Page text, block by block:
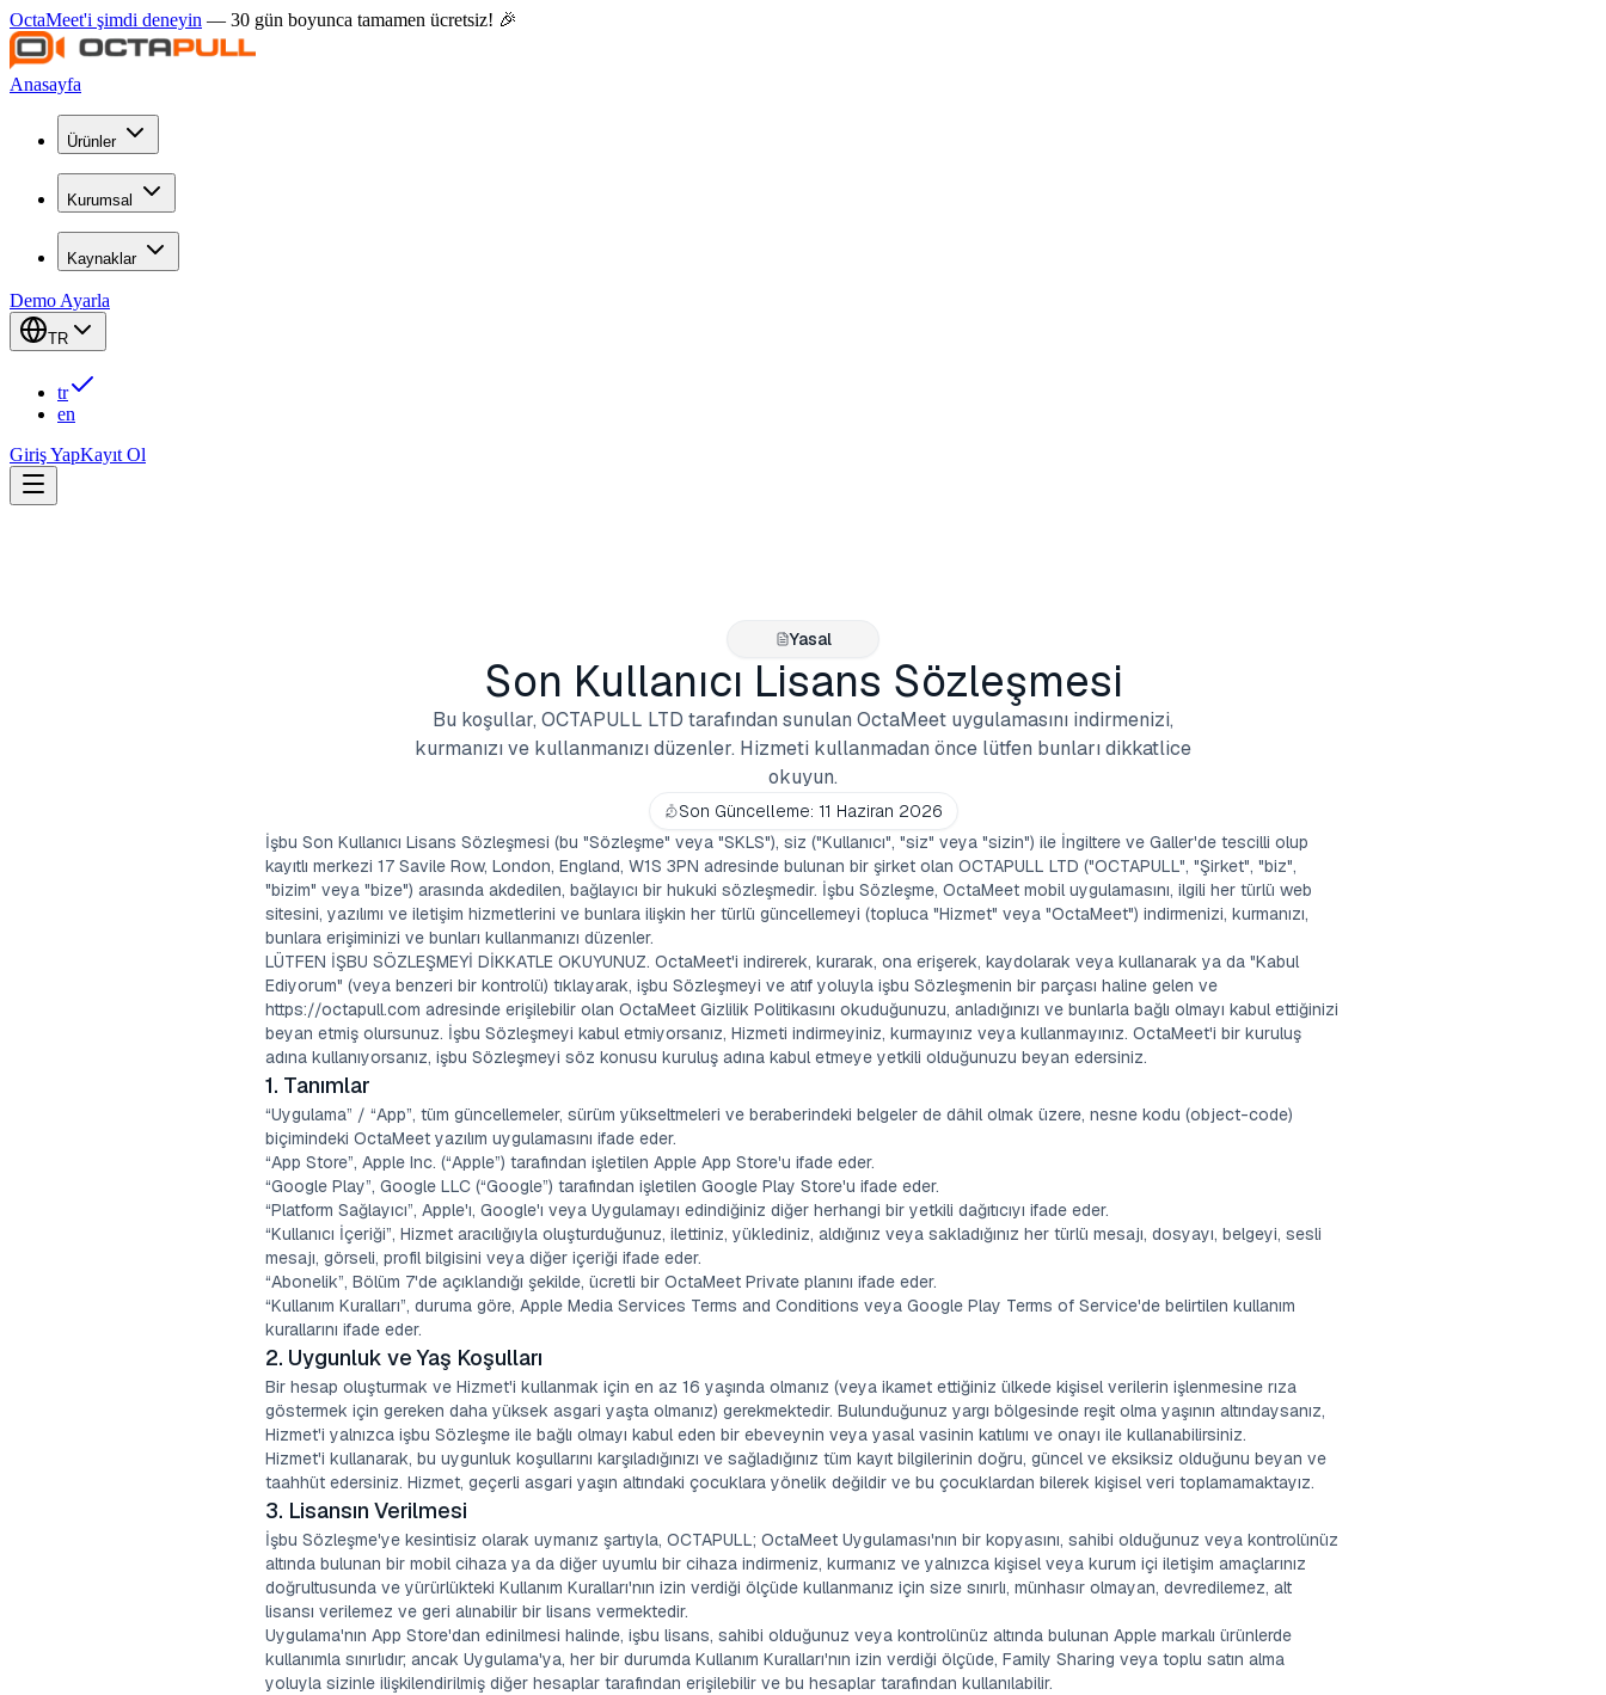
OctaMeet'i şimdi deneyin — 30 gün boyunca tamamen ücretsiz! 🎉
Anasayfa
Ürünler
Kurumsal
Kaynaklar
Demo Ayarla
TR
tr
en
Giriş YapKayıt Ol
Yasal
Son Kullanıcı Lisans Sözleşmesi
Bu koşullar, OCTAPULL LTD tarafından sunulan OctaMeet uygulamasını indirmenizi,
kurmanızı ve kullanmanızı düzenler. Hizmeti kullanmadan önce lütfen bunları dikkatlice
okuyun.
Son Güncelleme: 11 Haziran 2026
İşbu Son Kullanıcı Lisans Sözleşmesi (bu "Sözleşme" veya "SKLS"), siz ("Kullanıcı", "siz" veya "sizin") ile İngiltere ve Galler'de tescilli olup
kayıtlı merkezi 17 Savile Row, London, England, W1S 3PN adresinde bulunan bir şirket olan OCTAPULL LTD ("OCTAPULL", "Şirket", "biz",
"bizim" veya "bize") arasında akdedilen, bağlayıcı bir hukuki sözleşmedir. İşbu Sözleşme, OctaMeet mobil uygulamasını, ilgili her türlü web
sitesini, yazılımı ve iletişim hizmetlerini ve bunlara ilişkin her türlü güncellemeyi (topluca "Hizmet" veya "OctaMeet") indirmenizi, kurmanızı,
bunlara erişiminizi ve bunları kullanmanızı düzenler.
LÜTFEN İŞBU SÖZLEŞMEYİ DİKKATLE OKUYUNUZ. OctaMeet'i indirerek, kurarak, ona erişerek, kaydolarak veya kullanarak ya da "Kabul
Ediyorum" (veya benzeri bir kontrolü) tıklayarak, işbu Sözleşmeyi ve atıf yoluyla işbu Sözleşmenin bir parçası haline gelen ve
https://octapull.com adresinde erişilebilir olan OctaMeet Gizlilik Politikasını okuduğunuzu, anladığınızı ve bunlarla bağlı olmayı kabul ettiğinizi
beyan etmiş olursunuz. İşbu Sözleşmeyi kabul etmiyorsanız, Hizmeti indirmeyiniz, kurmayınız veya kullanmayınız. OctaMeet'i bir kuruluş
adına kullanıyorsanız, işbu Sözleşmeyi söz konusu kuruluş adına kabul etmeye yetkili olduğunuzu beyan edersiniz.
1. Tanımlar
“Uygulama” / “App”, tüm güncellemeler, sürüm yükseltmeleri ve beraberindeki belgeler de dâhil olmak üzere, nesne kodu (object-code)
biçimindeki OctaMeet yazılım uygulamasını ifade eder.
“App Store”, Apple Inc. (“Apple”) tarafından işletilen Apple App Store'u ifade eder.
“Google Play”, Google LLC (“Google”) tarafından işletilen Google Play Store'u ifade eder.
“Platform Sağlayıcı”, Apple'ı, Google'ı veya Uygulamayı edindiğiniz diğer herhangi bir yetkili dağıtıcıyı ifade eder.
“Kullanıcı İçeriği”, Hizmet aracılığıyla oluşturduğunuz, ilettiniz, yüklediniz, aldığınız veya sakladığınız her türlü mesajı, dosyayı, belgeyi, sesli
mesajı, görseli, profil bilgisini veya diğer içeriği ifade eder.
“Abonelik”, Bölüm 7'de açıklandığı şekilde, ücretli bir OctaMeet Private planını ifade eder.
“Kullanım Kuralları”, duruma göre, Apple Media Services Terms and Conditions veya Google Play Terms of Service'de belirtilen kullanım
kurallarını ifade eder.
2. Uygunluk ve Yaş Koşulları
Bir hesap oluşturmak ve Hizmet'i kullanmak için en az 16 yaşında olmanız (veya ikamet ettiğiniz ülkede kişisel verilerin işlenmesine rıza
göstermek için gereken daha yüksek asgari yaşta olmanız) gerekmektedir. Bulunduğunuz yargı bölgesinde reşit olma yaşının altındaysanız,
Hizmet'i yalnızca işbu Sözleşme ile bağlı olmayı kabul eden bir ebeveynin veya yasal vasinin katılımı ve onayı ile kullanabilirsiniz.
Hizmet'i kullanarak, bu uygunluk koşullarını karşıladığınızı ve sağladığınız tüm kayıt bilgilerinin doğru, güncel ve eksiksiz olduğunu beyan ve
taahhüt edersiniz. Hizmet, geçerli asgari yaşın altındaki çocuklara yönelik değildir ve bu çocuklardan bilerek kişisel veri toplamamaktayız.
3. Lisansın Verilmesi
İşbu Sözleşme'ye kesintisiz olarak uymanız şartıyla, OCTAPULL; OctaMeet Uygulaması'nın bir kopyasını, sahibi olduğunuz veya kontrolünüz
altında bulunan bir mobil cihaza ya da diğer uyumlu bir cihaza indirmeniz, kurmanız ve yalnızca kişisel veya kurum içi iletişim amaçlarınız
doğrultusunda ve yürürlükteki Kullanım Kuralları'nın izin verdiği ölçüde kullanmanız için size sınırlı, münhasır olmayan, devredilemez, alt
lisansı verilemez ve geri alınabilir bir lisans vermektedir.
Uygulama'nın App Store'dan edinilmesi halinde, işbu lisans, sahibi olduğunuz veya kontrolünüz altında bulunan Apple markalı ürünlerde
kullanımla sınırlıdır; ancak Uygulama'ya, her bir durumda Kullanım Kuralları'nın izin verdiği ölçüde, Family Sharing veya toplu satın alma
yoluyla sizinle ilişkilendirilmiş diğer hesaplar tarafından erişilebilir ve bu hesaplar tarafından kullanılabilir.